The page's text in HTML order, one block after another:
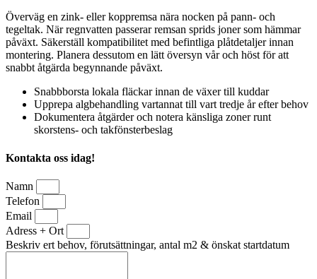
Överväg en zink- eller koppremsa nära nocken på pann- och
tegeltak. När regnvatten passerar remsan sprids joner som hämmar
påväxt. Säkerställ kompatibilitet med befintliga plåtdetaljer innan
montering. Planera dessutom en lätt översyn vår och höst för att
snabbt åtgärda begynnande påväxt.
Snabbborsta lokala fläckar innan de växer till kuddar
Upprepa algbehandling vartannat till vart tredje år efter behov
Dokumentera åtgärder och notera känsliga zoner runt
skorstens- och takfönsterbeslag
Kontakta oss idag!
Namn
Telefon
Email
Adress + Ort
Beskriv ert behov, förutsättningar, antal m2 & önskat startdatum